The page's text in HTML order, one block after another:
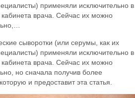
применяли исключительно в
врача. Сейчас их можно
сыворотки (или серумы, как их
применяли исключительно в
врача. Сейчас их можно
но сначала получив более
и предоставит эта статья.